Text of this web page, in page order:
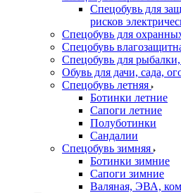
Спецобувь для
рисков
Спецобувь для
Спецобувь
Спецобувь для
Обувь для дачи, сада,
Спецобувь летняя
Ботинки летние
Сапоги летние
Полуботинки
Сандалии
Спецобувь зимняя
Ботинки зимние
Сапоги зимние
Валяная, ЭВА,